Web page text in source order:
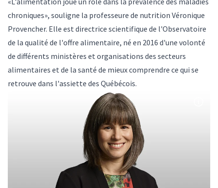
chroniques», souligne la professeure de nutrition Véronique
Provencher. Elle est directrice scientifique de l'Observatoire
de la qualité de l'offre alimentaire, né en 2016 d'une volonté
de différents ministères et organisations des secteurs
alimentaires et de la santé de mieux comprendre ce qui se
retrouve dans l'assiette des Québécois.